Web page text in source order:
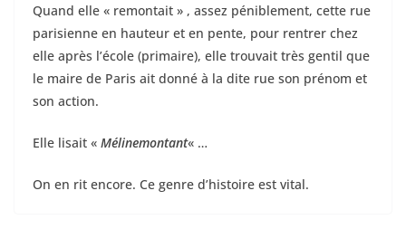
Quand elle « remontait » , assez péniblement, cette rue
parisienne en hauteur et en pente, pour rentrer chez
elle après l’école (primaire), elle trouvait très gentil que
le maire de Paris ait donné à la dite rue son prénom et
son action.
Elle lisait « Mélinemontant« …
On en rit encore. Ce genre d’histoire est vital.